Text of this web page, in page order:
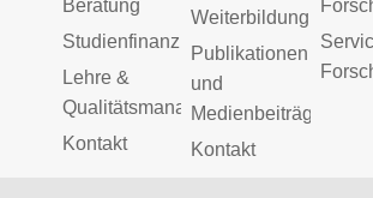
Beratung
Studienfinanzierung
Lehre &
Qualitätsmanagement
Kontakt
Weiterbildung
Publikationen
und
Medienbeiträge
Kontakt